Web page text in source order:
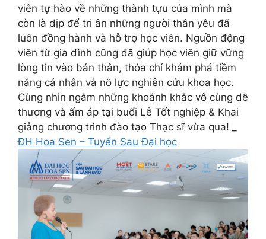
viên tự hào về những thành tựu của mình mà
còn là dịp để tri ân những người thân yêu đã
luôn đồng hành và hỗ trợ học viên. Nguồn động
viên từ gia đình cũng đã giúp học viên giữ vững
lòng tin vào bản thân, thỏa chí khám phá tiềm
năng cá nhân và nỗ lực nghiên cứu khoa học.
Cùng nhìn ngắm những khoảnh khắc vô cùng dễ
thương và ấm áp tại buổi Lễ Tốt nghiệp & Khai
giảng chương trình đào tạo Thạc sĩ vừa qua! _
ĐH Hoa Sen – Tuyển Sau Đại học